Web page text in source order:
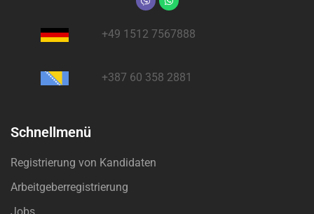
+49 1512 7567888
+387 60 358 2881
Schnellmenü
Registrierung von Kandidaten
Arbeitgeberregistrierung